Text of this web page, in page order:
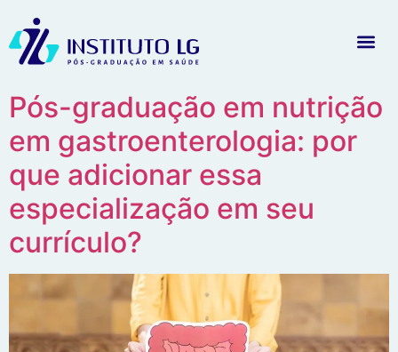
Pós-graduação em nutrição
em gastroenterologia: por
que adicionar essa
especialização em seu
currículo?